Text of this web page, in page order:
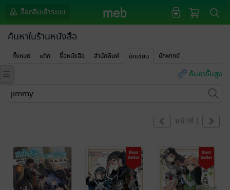
ล็อกอินเข้าระบบ
ค้นหาในร้านหนังสือ
ทั้งหมด แท็ก ชื่อหนังสือ สำนักพิมพ์ นักเขียน นักพากย์
ค้นหาขั้นสูง
หน้าที่ 1